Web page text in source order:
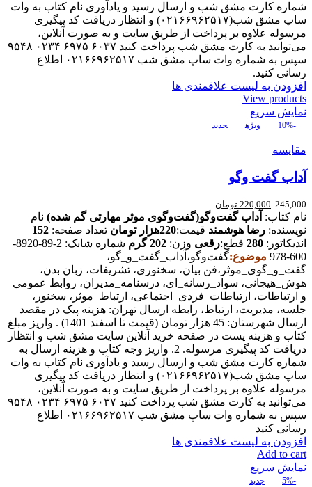
شماره کارت مشق شب و ارسال رسید و یادآوری نام کتاب به وات
ساپ مشق شب(۰۲۱۶۶۹۶۲۵۱۷) و انتظار دریافت کد پیگیری
مرسوله علاوه بر پرداخت از طریق سایت و به صورت آنلاین،
می‌توانید به کارت مشق شب پرداخت کنید ۶۰۳۷ ۶۹۷۵ ۰۲۳۴ ۹۵۴۸
سپس به شماره وات ساپ مشق شب ۰۲۱۶۶۹۶۲۵۱۷ اطلاع
رسانی کنید.
افزودن به لیست علاقمندی ها
View products
نمایش سریع
-10% ویژه جدید
مقایسه
آداب گفت وگو
245,000
220,000 تومان
نام کتاب: آداب گفت‌و‌گو(گفت‌و‌گوی موثر مهارتی گم شده) نام
نویسنده: رضا هوشمند قیمت:220هزار تومان تعداد صفحه: 152
اندیکاتور: 280 قطع:رقعی وزن: 202 گرم
شماره شابک: 2-89-8920-
600-978
موضوع:گفت‌و‌گو،آداب_گفت_و_گو،
گفت_و_گوی_موثر،فن بیان، سخنوری، تشریفات، زبان بدن،
هوش_هیجانی، سواد_رسانه_ای، درسنامه_مدیران، روابط عمومی
و ارتباطات، ارتباطات_فردی_اجتماعی، ارتباط_موثر، سخنور،
جلسه، مدیریت، ارتباط، رابطه ارسال تهران: هزینه پیک در مقصد
ارسال شهرستان: 45 هزار تومان (قیمت تا اسفند 1401) . واریز مبلغ
کتاب و هزینه پست در صفحه خرید آنلاین سایت مشق شب و انتظار
دریافت کد پیگیری مرسوله. 2. واریز وجه کتاب و هزینه ارسال به
شماره کارت مشق شب و ارسال رسید و یادآوری نام کتاب به وات
ساپ مشق شب(۰۲۱۶۶۹۶۲۵۱۷) و انتظار دریافت کد پیگیری
مرسوله علاوه بر پرداخت از طریق سایت و به صورت آنلاین،
می‌توانید به کارت مشق شب پرداخت کنید ۶۰۳۷ ۶۹۷۵ ۰۲۳۴ ۹۵۴۸
سپس به شماره وات ساپ مشق شب ۰۲۱۶۶۹۶۲۵۱۷ اطلاع
رسانی کنید
افزودن به لیست علاقمندی ها
Add to cart
نمایش سریع
-5% جدید